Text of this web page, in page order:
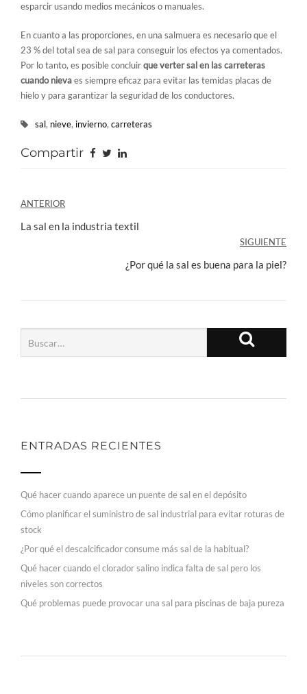
esparcir usando medios mecánicos o manuales.
En cuanto a las proporciones, en una salmuera es necesario que el
23 % del total sea de sal para conseguir los efectos ya comentados.
Por lo tanto, es posible concluirque verter sal en las carreteras
cuando nievaes siempre eficaz para evitar las temidas placas de
hielo y para garantizar la seguridad de los conductores.
sal, nieve, invierno, carreteras
Compartir
Navegación
de
ANTERIOR
La sal en la industria textil
SIGUIENTE
¿Por qué la sal es buena para la piel?
ENTRADAS RECIENTES
Qué hacer cuando aparece un puente de sal en el depósito
Cómo planificar el suministro de sal industrial para evitar roturas de
stock
¿Por qué el descalcificador consume más sal de la habitual?
Qué hacer cuando el clorador salino indica falta de sal pero los
niveles son correctos
Qué problemas puede provocar una sal para piscinas de baja pureza